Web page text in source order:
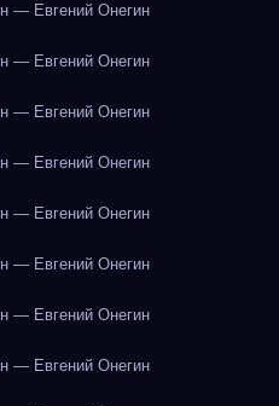
— Евгений Онегин
— Евгений Онегин
— Евгений Онегин
— Евгений Онегин
— Евгений Онегин
— Евгений Онегин
— Евгений Онегин
— Евгений Онегин